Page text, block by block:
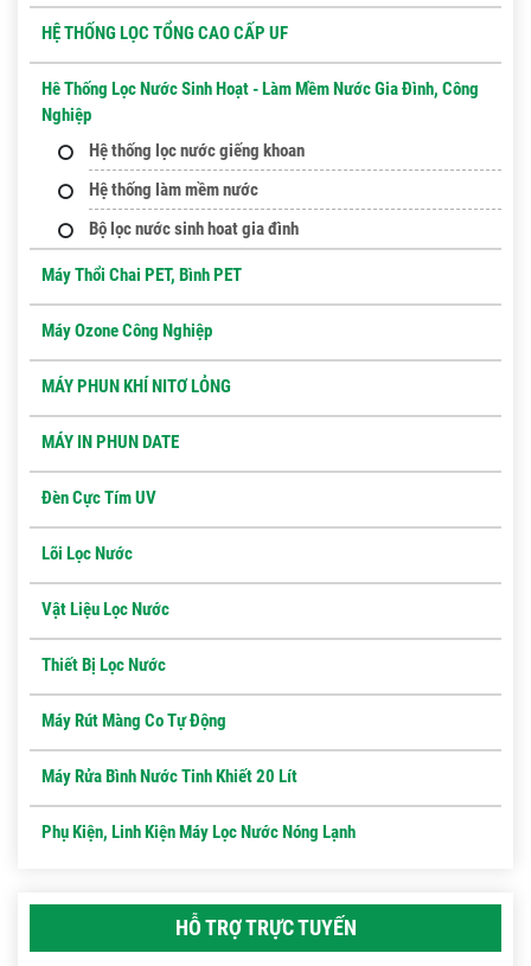
HỆ THỐNG LỌC TỔNG CAO CẤP UF
Hê Thống Lọc Nước Sinh Hoạt - Làm Mềm Nước Gia Đình, Công
Nghiệp
Hệ thống lọc nước giếng khoan
Hệ thống làm mềm nước
Bộ lọc nước sinh hoat gia đình
Máy Thổi Chai PET, Bình PET
Máy Ozone Công Nghiệp
MÁY PHUN KHÍ NITƠ LỎNG
MÁY IN PHUN DATE
Đèn Cực Tím UV
Lõi Lọc Nước
Vật Liệu Lọc Nước
Thiết Bị Lọc Nước
Máy Rút Màng Co Tự Động
Máy Rửa Bình Nước Tinh Khiết 20 Lít
Phụ Kiện, Linh Kiện Máy Lọc Nước Nóng Lạnh
HỖ TRỢ TRỰC TUYẾN